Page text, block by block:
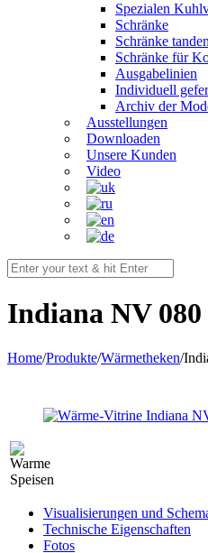
Spezialen
Schränke
Schränke
Schränke für
Ausgabelinien
Individuell
Archiv der
Ausstellungen
Downloaden
Unsere Kunden
Video
Indiana NV 080
Home/Produkte/Wärmetheken/
Visualisierungen und
Technische Eigenschaften
Fotos